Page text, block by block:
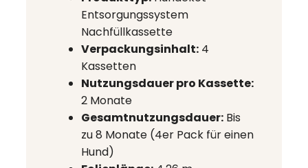
Entsorgungssystem
Nachfüllkassette
Verpackungsinhalt: 4
Kassetten
Nutzungsdauer pro Kassette:
2 Monate
Gesamtnutzungsdauer: Bis
zu 8 Monate (4er Pack für einen
Hund)